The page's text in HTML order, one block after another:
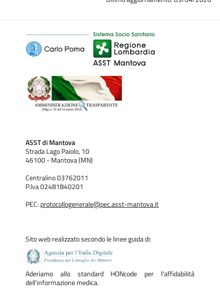
ASST di Mantova
Strada Lago Paiolo, 10
46100 - Mantova (MN)
Centralino 03762011
P.Iva 02481840201
PEC: protocollogenerale@pec.asst-mantova.it
Sito web realizzato secondo le linee guida di:
Aderiamo allo standard HONcode per l'affidabilità
dell'informazione medica.